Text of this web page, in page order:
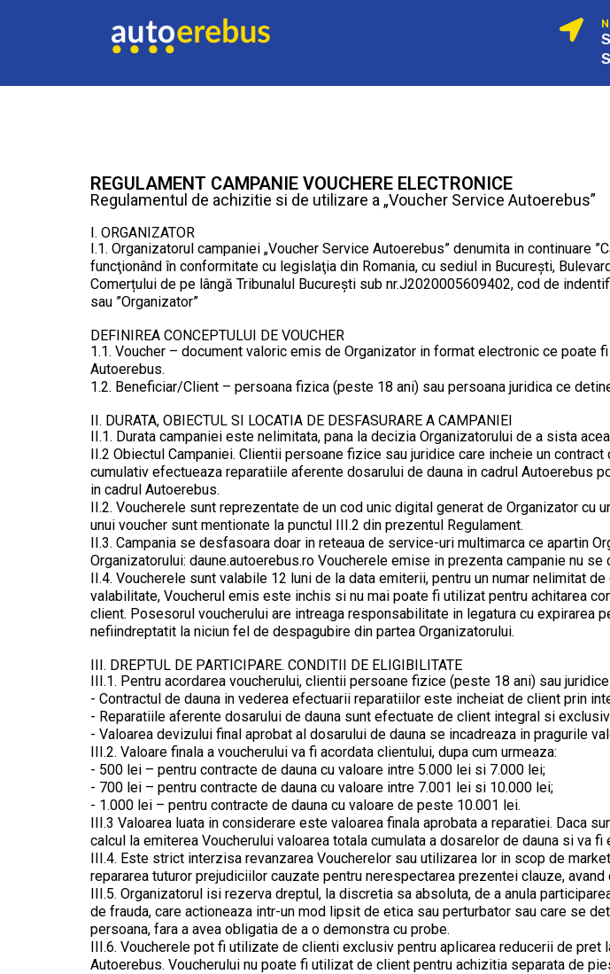
REGULAMENT CAMPANIE VOUCHERE ELECTRONICE
Regulamentul de achizitie si de utilizare a „Voucher Service Autoerebus”
I. ORGANIZATOR
I.1. Organizatorul campaniei „Voucher Service Autoerebus” denumita in continuare
funcţionând în conformitate cu legislaţia din Romania, cu sediul in București,
Comerțului de pe lângă Tribunalul București sub nr.J2020005609402, cod de
sau ”Organizator”
DEFINIREA CONCEPTULUI DE VOUCHER
1.1. Voucher – document valoric emis de Organizator in format electronic ce
Autoerebus.
1.2. Beneficiar/Client – persoana fizica (peste 18 ani) sau persoana juridica ce
II. DURATA, OBIECTUL SI LOCATIA DE DESFASURARE A CAMPANIEI
II.1. Durata campaniei este nelimitata, pana la decizia Organizatorului de a sista
II.2 Obiectul Campaniei. Clientii persoane fizice sau juridice care incheie un
cumulativ efectueaza reparatiile aferente dosarului de dauna in cadrul
in cadrul Autoerebus.
II.2. Voucherele sunt reprezentate de un cod unic digital generat de Organizator
unui voucher sunt mentionate la punctul III.2 din prezentul Regulament.
II.3. Campania se desfasoara doar in reteaua de service-uri multimarca ce apartin
Organizatorului: daune.autoerebus.ro Voucherele emise in prezenta campanie nu
II.4. Voucherele sunt valabile 12 luni de la data emiterii, pentru un numar nelimitat
valabilitate, Voucherul emis este inchis si nu mai poate fi utilizat pentru achitarea
client. Posesorul voucherului are intreaga responsabilitate in legatura cu
nefiindreptatit la niciun fel de despagubire din partea Organizatorului.
III. DREPTUL DE PARTICIPARE. CONDITII DE ELIGIBILITATE
III.1. Pentru acordarea voucherului, clientii persoane fizice (peste 18 ani) sau
- Contractul de dauna in vederea efectuarii reparatiilor este incheiat de client prin
- Reparatiile aferente dosarului de dauna sunt efectuate de client integral si
- Valoarea devizului final aprobat al dosarului de dauna se incadreaza in pragurile
III.2. Valoare finala a voucherului va fi acordata clientului, dupa cum urmeaza:
- 500 lei – pentru contracte de dauna cu valoare intre 5.000 lei si 7.000 lei;
- 700 lei – pentru contracte de dauna cu valoare intre 7.001 lei si 10.000 lei;
- 1.000 lei – pentru contracte de dauna cu valoare de peste 10.001 lei.
III.3 Valoarea luata in considerare este valoarea finala aprobata a reparatiei. Daca
calcul la emiterea Voucherului valoarea totala cumulata a dosarelor de dauna si va fi
III.4. Este strict interzisa revanzarea Voucherelor sau utilizarea lor in scop de
repararea tuturor prejudiciilor cauzate pentru nerespectarea prezentei clauze,
III.5. Organizatorul isi rezerva dreptul, la discretia sa absoluta, de a anula
de frauda, care actioneaza intr-un mod lipsit de etica sau perturbator sau care se
persoana, fara a avea obligatia de a o demonstra cu probe.
III.6. Voucherele pot fi utilizate de clienti exclusiv pentru aplicarea reducerii de
Autoerebus. Voucherului nu poate fi utilizat de client pentru achizitia separata de